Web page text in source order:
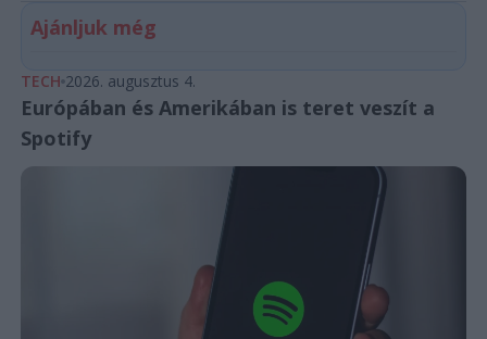
Ajánljuk még
TECH 2026. augusztus 4.
Európában és Amerikában is teret veszít a
Spotify